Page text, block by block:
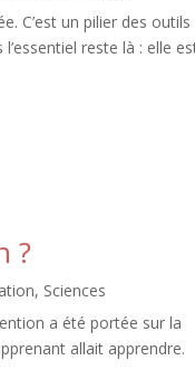
C’est un pilier des outils
reste là : elle
?
, Sciences
a été portée sur la
allait apprendre.